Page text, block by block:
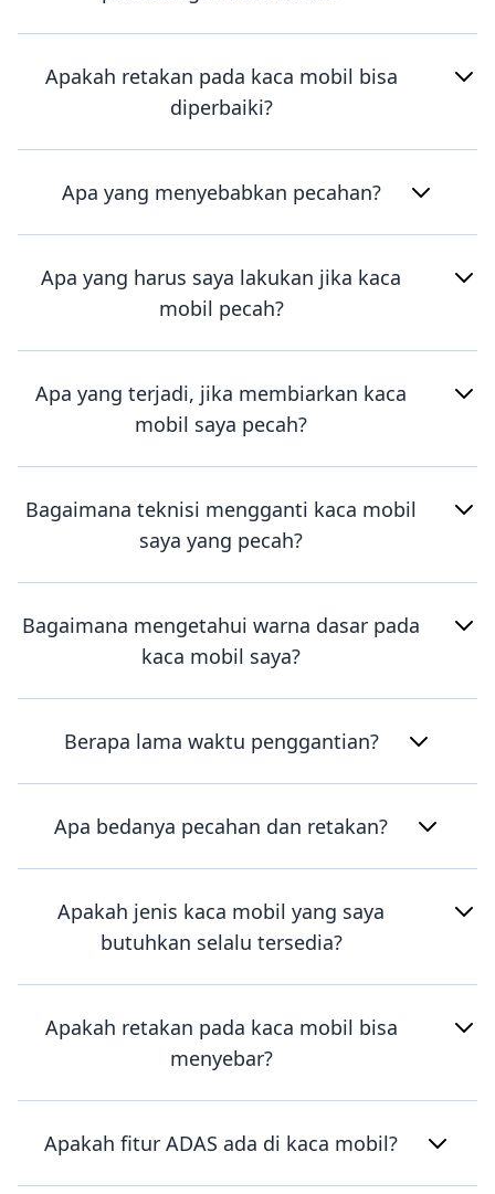
Apakah retakan pada kaca mobil bisa
diperbaiki?
Apa yang menyebabkan pecahan?
Apa yang harus saya lakukan jika kaca
mobil pecah?
Apa yang terjadi, jika membiarkan kaca
mobil saya pecah?
Bagaimana teknisi mengganti kaca mobil
saya yang pecah?
Bagaimana mengetahui warna dasar pada
kaca mobil saya?
Berapa lama waktu penggantian?
Apa bedanya pecahan dan retakan?
Apakah jenis kaca mobil yang saya
butuhkan selalu tersedia?
Apakah retakan pada kaca mobil bisa
menyebar?
Apakah fitur ADAS ada di kaca mobil?